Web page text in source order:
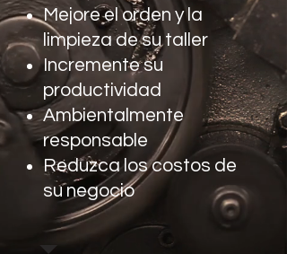
Mejore el orden y la
limpieza de su taller
Incremente su
productividad
Ambientalmente
responsable
Reduzca los costos de
su negocio